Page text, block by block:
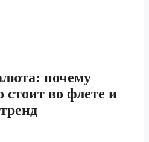
почему
стоит во флете и